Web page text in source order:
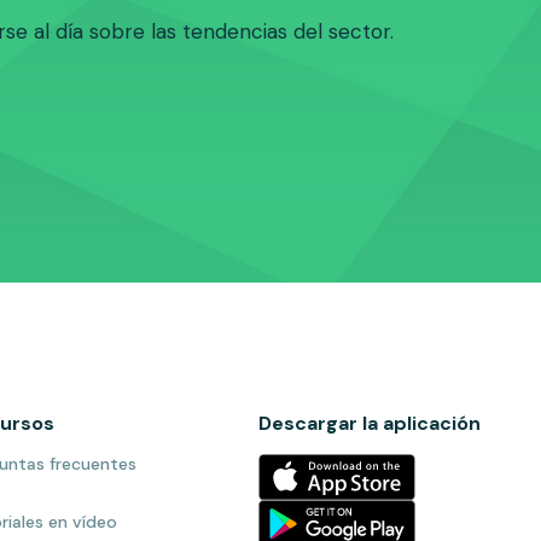
al día sobre las tendencias del sector.
frecuentes
en vídeo
Descargar la aplicación